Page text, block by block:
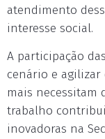
atendimento
interesse social.
A participação
cenário e
mais necessitam
trabalho
inovadoras na